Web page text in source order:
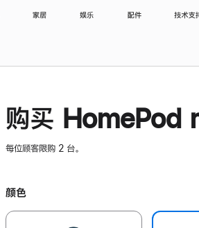
家居 娱乐 配件 技术支
购买 HomePod
每位顾客限购 2 台。
颜色